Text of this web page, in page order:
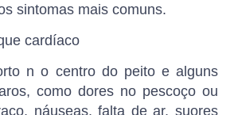
sintomas mais comuns.
cardíaco
n o centro do peito e alguns
como dores no pescoço ou
náuseas, falta de ar, suores